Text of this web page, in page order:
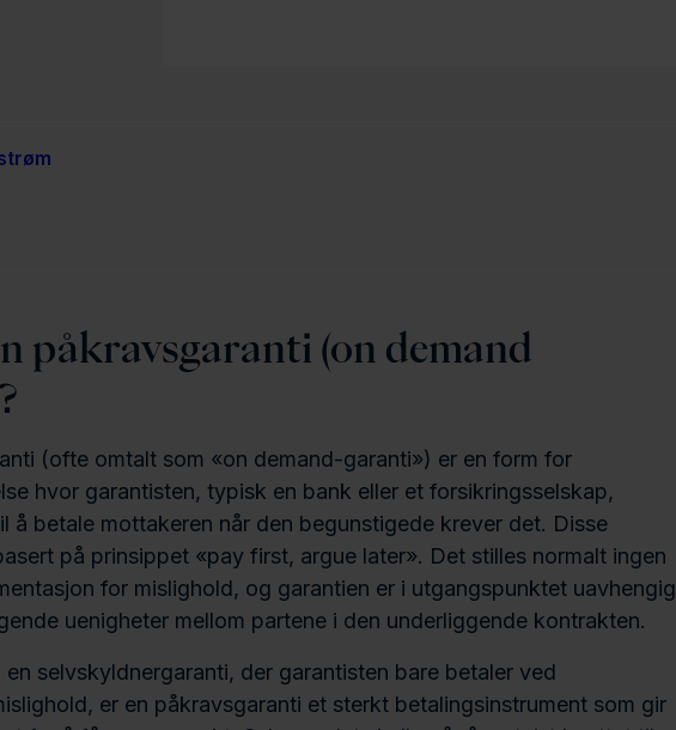
påkravsgaranti (on demand
(ofte omtalt som «on demand-garanti») er en form for
hvor garantisten, typisk en bank eller et forsikringsselskap,
å betale mottakeren når den begunstigede krever det. Disse
på prinsippet «pay first, argue later». Det stilles normalt ingen
for mislighold, og garantien er i utgangspunktet uavhengig
uenigheter mellom partene i den underliggende kontrakten.
en selvskyldnergaranti, der garantisten bare betaler ved
er en påkravsgaranti et sterkt betalingsinstrument som gir